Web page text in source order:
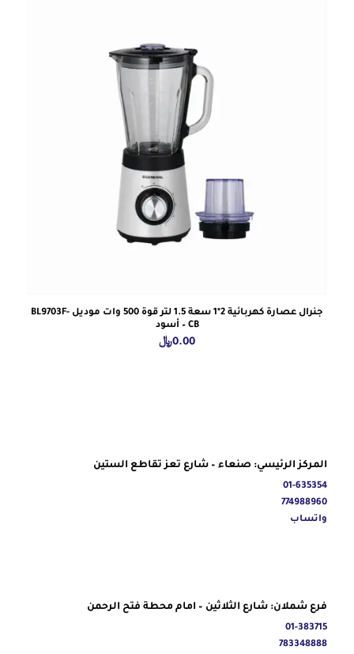
جنرال عصارة كهربائية 2*1 سعة 1.5 لتر قوة 500 وات موديل BL9703F-
CB – أسود
0.00﷼
المركز الرئيسي: صنعاء – شارع تعز تقاطع الستين
01-635354
774988960
واتساب
فرع شملان: شارع الثلاثين – امام محطة فتح الرحمن
01-383715
783348888